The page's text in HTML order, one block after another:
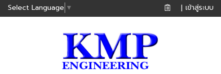
Select Language ▼ | เข้าสู่ระบบ